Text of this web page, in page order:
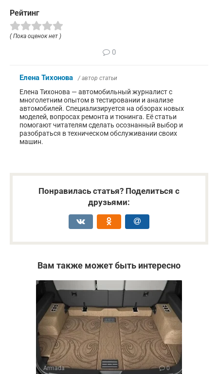
Рейтинг
( Пока оценок нет )
0
Елена Тихонова / автор статьи
Елена Тихонова — автомобильный журналист с
многолетним опытом в тестировании и анализе
автомобилей. Специализируется на обзорах новых
моделей, вопросах ремонта и тюнинга. Её статьи
помогают читателям сделать осознанный выбор и
разобраться в техническом обслуживании своих
машин.
Понравилась статья? Поделиться с
друзьями:
Вам также может быть интересно
Armada 0